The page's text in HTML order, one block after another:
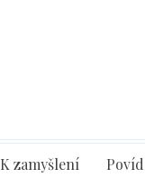
K zamyšlení